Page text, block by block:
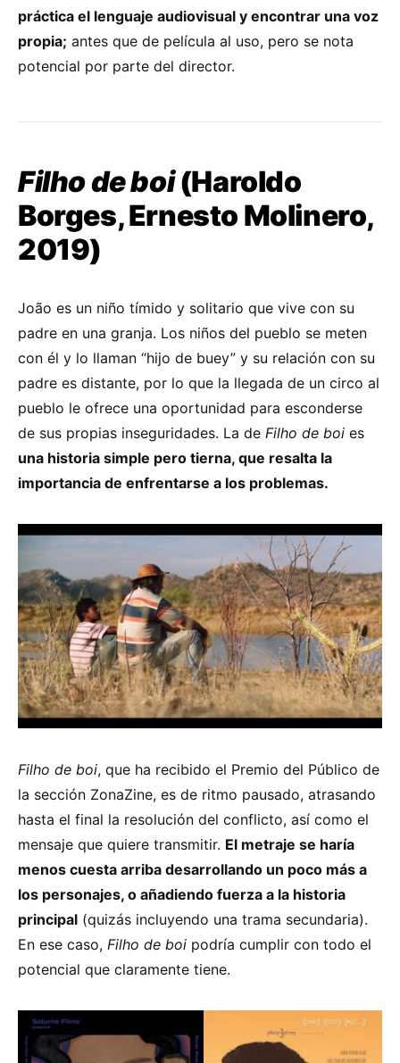
práctica el lenguaje audiovisual y encontrar una voz
propia; antes que de película al uso, pero se nota
potencial por parte del director.
Filho de boi(Haroldo
Borges, Ernesto Molinero,
2019)
João es un niño tímido y solitario que vive con su
padre en una granja. Los niños del pueblo se meten
con él y lo llaman “hijo de buey” y su relación con su
padre es distante, por lo que la llegada de un circo al
pueblo le ofrece una oportunidad para esconderse
de sus propias inseguridades. La de Filho de boi es
una historia simple pero tierna, que resalta la
importancia de enfrentarse a los problemas.
Filho de boi, que ha recibido el Premio del Público de
la sección ZonaZine, es de ritmo pausado, atrasando
hasta el final la resolución del conflicto, así como el
mensaje que quiere transmitir. El metraje se haría
menos cuesta arriba desarrollando un poco más a
los personajes, o añadiendo fuerza a la historia
principal (quizás incluyendo una trama secundaria).
En ese caso, Filho de boi podría cumplir con todo el
potencial que claramente tiene.